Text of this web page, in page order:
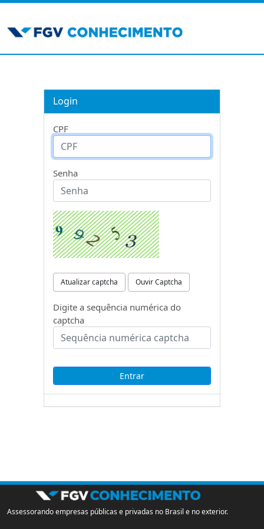
Login
CPF
Senha
Atualizar captcha Ouvir Captcha
Digite a sequência numérica do
captcha
Assessorando empresas públicas e privadas no Brasil e no exterior.